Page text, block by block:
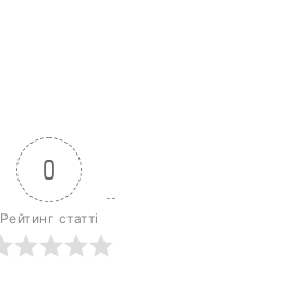
0
Рейтинг статті